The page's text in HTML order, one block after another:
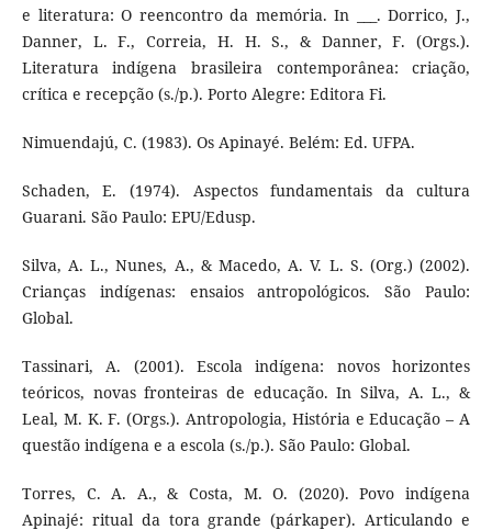
e literatura: O reencontro da memória. In ___. Dorrico, J.,
Danner, L. F., Correia, H. H. S., & Danner, F. (Orgs.).
Literatura indígena brasileira contemporânea: criação,
crítica e recepção (s./p.). Porto Alegre: Editora Fi.
Nimuendajú, C. (1983). Os Apinayé. Belém: Ed. UFPA.
Schaden, E. (1974). Aspectos fundamentais da cultura
Guarani. São Paulo: EPU/Edusp.
Silva, A. L., Nunes, A., & Macedo, A. V. L. S. (Org.) (2002).
Crianças indígenas: ensaios antropológicos. São Paulo:
Global.
Tassinari, A. (2001). Escola indígena: novos horizontes
teóricos, novas fronteiras de educação. In Silva, A. L., &
Leal, M. K. F. (Orgs.). Antropologia, História e Educação – A
questão indígena e a escola (s./p.). São Paulo: Global.
Torres, C. A. A., & Costa, M. O. (2020). Povo indígena
Apinajé: ritual da tora grande (párkaper). Articulando e